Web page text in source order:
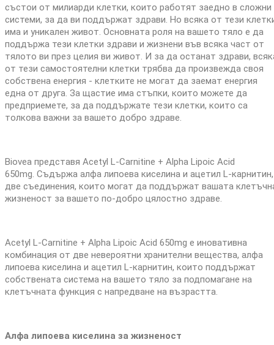
състои от милиарди клетки, които работят заедно в сложни
системи, за да ви поддържат здрави. Но всяка от тези
има и уникален живот. Основната роля на вашето тяло е да
поддържа тези клетки здрави и жизнени във всяка част от
тялото ви през целия ви живот. И за да останат здрави,
от тези самостоятелни клетки трябва да произвежда своя
собствена енергия - клетките не могат да заемат енергия
една от друга. За щастие има стъпки, които можете да
предприемете, за да поддържате тези клетки, които са
толкова важни за вашето добро здраве.
Biovea представя Acetyl L-Carnitine + Alpha Lipoic Acid
650mg. Съдържа алфа липоева киселина и ацетил L-карнитин,
две съединения, които могат да поддържат вашата
жизненост за вашето по-добро цялостно здраве.
Acetyl L-Carnitine + Alpha Lipoic Acid 650mg е иновативна
комбинация от две невероятни хранителни вещества, алфа
липоева киселина и ацетил L-карнитин, които поддържат
собствената система на вашето тяло за подпомагане на
клетъчната функция с напредване на възрастта.
Алфа липоева киселина за жизненост